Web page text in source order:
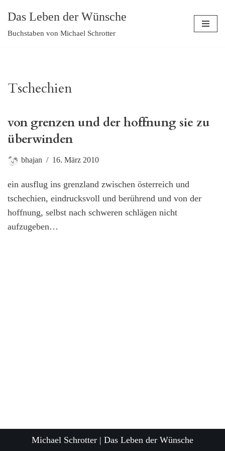
Zum
Das Leben der Wünsche
Buchstaben von Michael Schrotter
Tschechien
von grenzen und der hoffnung sie zu
überwinden
bhajan 16. März 2010
ein ausflug ins grenzland zwischen österreich und
tschechien, eindrucksvoll und berührend und von der
hoffnung, selbst nach schweren schlägen nicht
aufzugeben…
Michael Schrotter | Das Leben der Wünsche